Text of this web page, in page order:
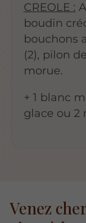
CREOLE :
boudin
bouchons
(2), pilon
morue.
+ 1 blanc
glace ou 2
Venez